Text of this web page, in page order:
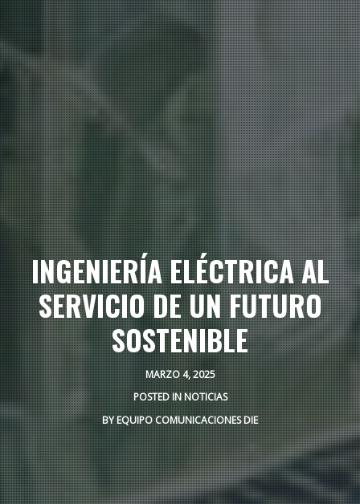
INGENIERÍA ELÉCTRICA AL
SERVICIO DE UN FUTURO
SOSTENIBLE
MARZO 4, 2025
POSTED INNOTICIAS
BYEQUIPO COMUNICACIONES DIE